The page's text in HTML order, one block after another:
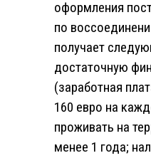
оформления
по
получает
достаточную
(заработная
160 евро на
проживать на
менее 1 года;